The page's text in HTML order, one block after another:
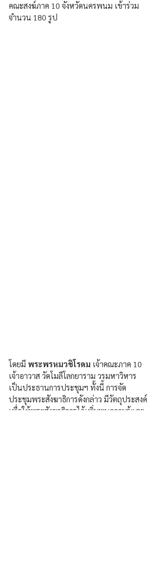
คณะสงฆ์ภาค 10 จังหวัดนครพนม เข้าร่วม
จำนวน 180 รูป
โดยมี พระพรหมวชิโรดม เจ้าคณะภาค 10
เจ้าอาวาส วัดโมลีโลกยาราม วรมหาวิหาร
เป็นประธานการประชุมฯ ทั้งนี้ การจัด
ประชุมพระสังฆาธิการดังกล่าว มีวัตถุประสงค์
เพื่อให้พระสังฆาธิการได้เพิ่มพูนความรู้และ